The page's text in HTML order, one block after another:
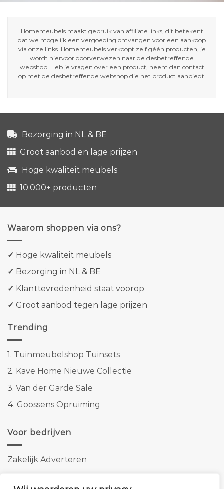
Homemeubels maakt gebruik van affiliate links, dit betekent
dat we mogelijk een vergoeding ontvangen voor een aankoop
via onze links. Homemeubels verkoopt zelf géén producten, je
wordt hiervoor doorverwezen naar de desbetreffende
webshop. Heb je vragen over een product, neem dan contact
op met de desbetreffende webshop die het product aanbiedt.
Bezorging in NL & BE
Groot aanbod en lage prijzen
Hoge kwaliteit meubels
10.000+ producten
Waarom shoppen via ons?
✓ Hoge kwaliteit meubels
✓ Bezorging in NL & BE
✓ Klanttevredenheid staat voorop
✓ Groot aanbod tegen lage prijzen
Trending
1. Tuinmeubelshop Tuinsets
2. Kave Home Nieuwe Collectie
3. Van der Garde Sale
4. Goossens Opruiming
Voor bedrijven
Zakelijk Adverteren
Banner advertenties